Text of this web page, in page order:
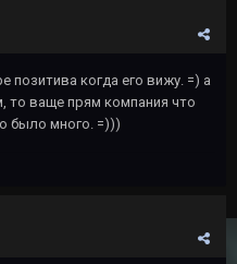
позитива когда его вижу. =) а
то ваще прям компания что
было много. =)))